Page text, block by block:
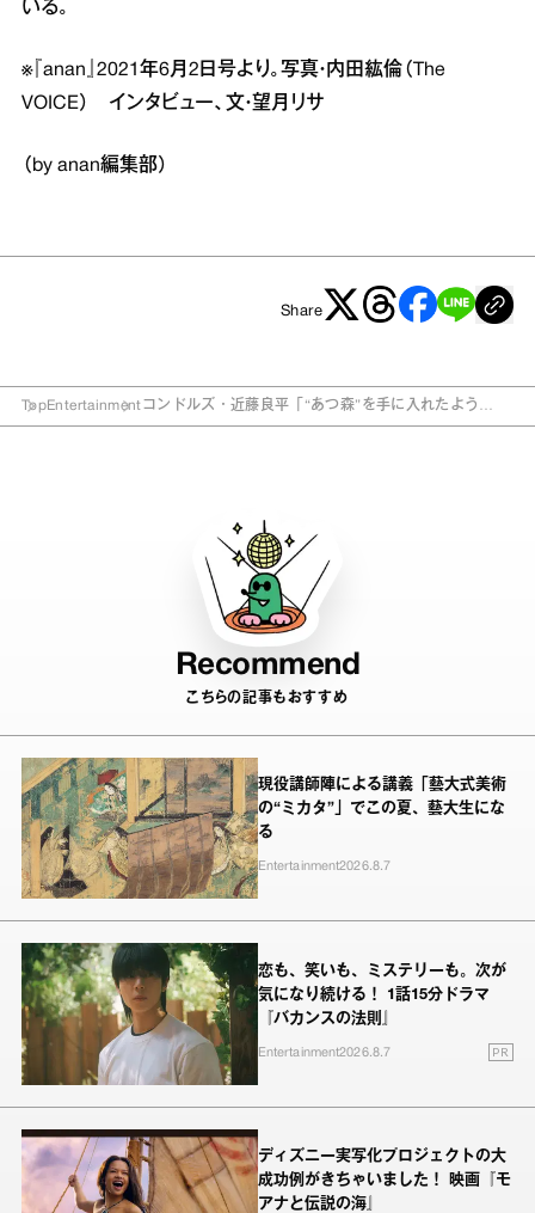
いる。
※『anan』2021年6月2日号より。写真・内田紘倫（The
VOICE） インタビュー、文・望月リサ
（by anan編集部）
Share
TopEntertainmentコンドルズ・近藤良平「“あつ森”を手に入れたよう
Recommend
こちらの記事もおすすめ
現役講師陣による講義「藝大式美術
の“ミカタ”」でこの夏、藝大生にな
る
Entertainment2026.8.7
恋も、笑いも、ミステリーも。次が
気になり続ける！ 1話15分ドラマ
『バカンスの法則』
Entertainment2026.8.7 PR
ディズニー実写化プロジェクトの大
成功例がきちゃいました！ 映画『モ
アナと伝説の海』